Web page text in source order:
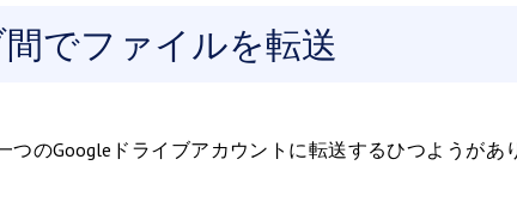
でファイルを転送
のGoogleドライブアカウントに転送するひつようがあ